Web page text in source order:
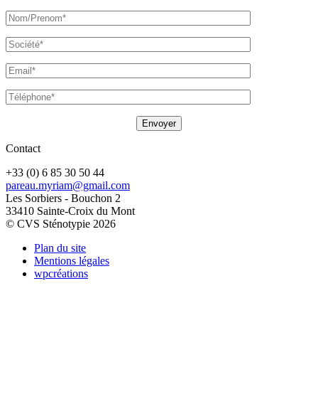
Contact
+33 (0) 6 85 30 50 44
pareau.myriam@gmail.com
Les Sorbiers - Bouchon 2
33410 Sainte-Croix du Mont
© CVS Sténotypie 2026
Plan du site
Mentions légales
wpcréations